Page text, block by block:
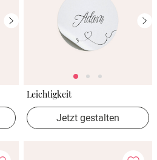
Leichtigkeit
Jetzt gestalten